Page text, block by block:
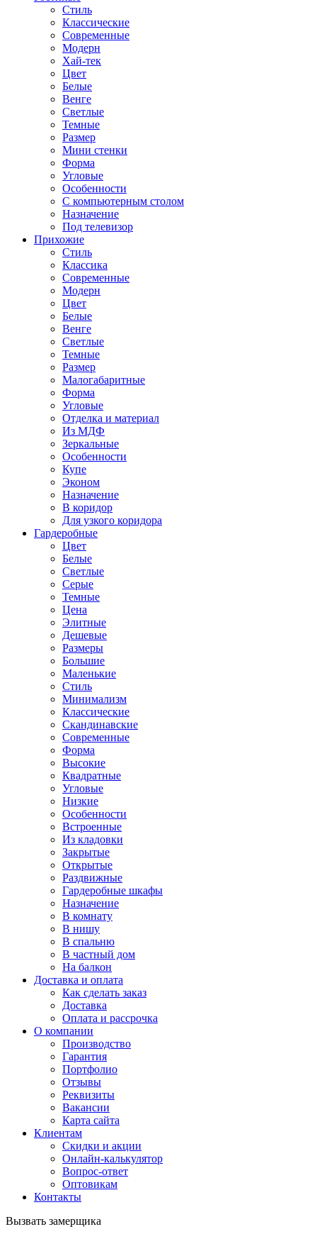
Стиль
Классические
Современные
Модерн
Хай-тек
Цвет
Белые
Венге
Светлые
Темные
Размер
Мини стенки
Форма
Угловые
Особенности
С компьютерным столом
Назначение
Под телевизор
Прихожие
Стиль
Классика
Современные
Модерн
Цвет
Белые
Венге
Светлые
Темные
Размер
Малогабаритные
Форма
Угловые
Отделка и материал
Из МДФ
Зеркальные
Особенности
Купе
Эконом
Назначение
В коридор
Для узкого коридора
Гардеробные
Цвет
Белые
Светлые
Серые
Темные
Цена
Элитные
Дешевые
Размеры
Большие
Маленькие
Стиль
Минимализм
Классические
Скандинавские
Современные
Форма
Высокие
Квадратные
Угловые
Низкие
Особенности
Встроенные
Из кладовки
Закрытые
Открытые
Раздвижные
Гардеробные шкафы
Назначение
В комнату
В нишу
В спальню
В частный дом
На балкон
Доставка и оплата
Как сделать заказ
Доставка
Оплата и рассрочка
О компании
Производство
Гарантия
Портфолио
Отзывы
Реквизиты
Вакансии
Карта сайта
Клиентам
Скидки и акции
Онлайн-калькулятор
Вопрос-ответ
Оптовикам
Контакты
Вызвать замерщика